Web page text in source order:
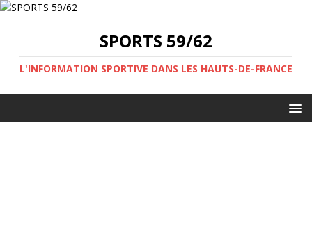
SPORTS 59/62
L'INFORMATION SPORTIVE DANS LES HAUTS-DE-FRANCE